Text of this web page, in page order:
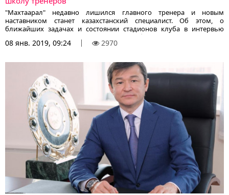
"Махтаарал" недавно лишился главного тренера и новым
наставником станет казахстанский специалист. Об этом, о
ближайших задачах и состоянии стадионов клуба в интервью
KazFootball.kz рассказывает директор клуба Меиржан Есенгараев.
08 янв. 2019, 09:24 2970